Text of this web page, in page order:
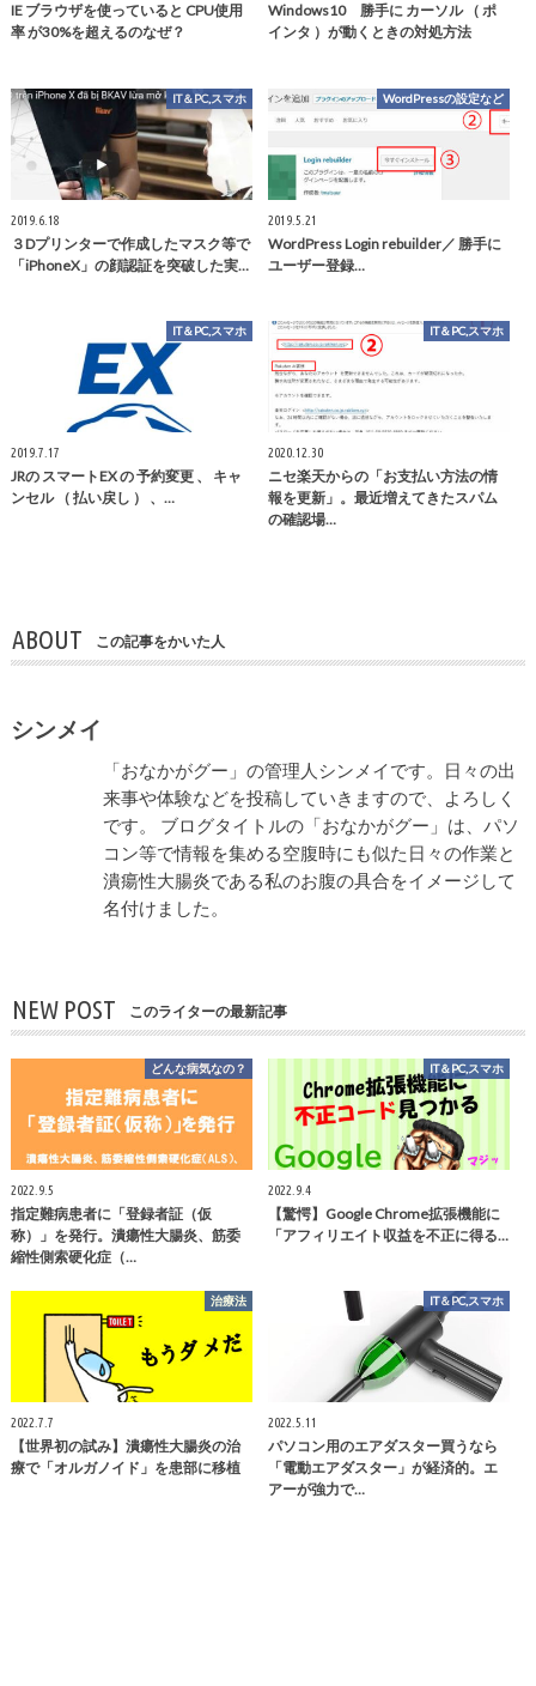
IE ブラウザを使っていると CPU使用
率 が30%を超えるのなぜ？
Windows10 勝手に カーソル （ ポ
インタ ）が動くときの対処方法
IT＆PC,スマホ
2019.6.18
３Dプリンターで作成したマスク等で
「iPhoneX」の顔認証を突破した実…
WordPressの設定など
2019.5.21
WordPress Login rebuilder／ 勝手に
ユーザー登録…
IT＆PC,スマホ
2019.7.17
JRの スマートEX の 予約変更 、 キャ
ンセル （ 払い戻し ） 、…
IT＆PC,スマホ
2020.12.30
ニセ楽天からの「お支払い方法の情
報を更新」。最近増えてきたスパム
の確認場…
ABOUT この記事をかいた人
シンメイ
「おなかがグー」の管理人シンメイです。日々の出
来事や体験などを投稿していきますので、よろしく
です。 ブログタイトルの「おなかがグー」は、パソ
コン等で情報を集める空腹時にも似た日々の作業と
潰瘍性大腸炎である私のお腹の具合をイメージして
名付けました。
NEW POST このライターの最新記事
どんな病気なの？
2022.9.5
指定難病患者に「登録者証（仮
称）」を発行。潰瘍性大腸炎、筋委
縮性側索硬化症（…
IT＆PC,スマホ
2022.9.4
【驚愕】Google Chrome拡張機能に
「アフィリエイト収益を不正に得る…
治療法
2022.7.7
【世界初の試み】潰瘍性大腸炎の治
療で「オルガノイド」を患部に移植
IT＆PC,スマホ
2022.5.11
パソコン用のエアダスター買うなら
「電動エアダスター」が経済的。エ
アーが強力で…